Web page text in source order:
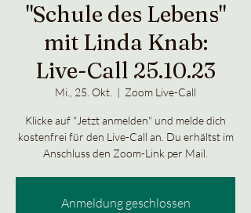
"Schule des Lebens"
mit Linda Knab:
Live-Call 25.10.23
Mi., 25. Okt.
  |
Zoom Live-Call
Klicke auf "Jetzt anmelden" und melde dich
kostenfrei für den Live-Call an. Du erhältst im
Anschluss den Zoom-Link per Mail.
Anmeldung geschlossen